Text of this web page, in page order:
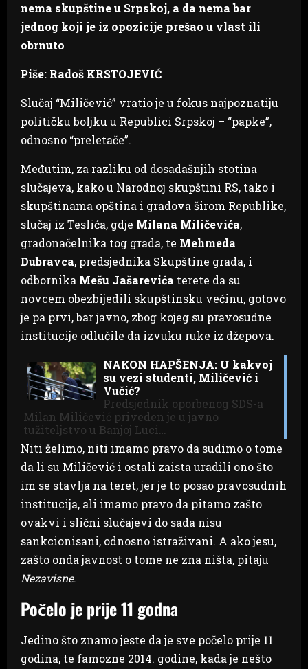
nema skupštine u Srpskoj, a da nema bar
jednog koji je iz opozicije prešao u vlast ili
obrnuto
Piše: Radoš KRSTOJEVIĆ
Slučaj “Miličević” vratio je u fokus najpoznatiju
političku boljku u Republici Srpskoj – “papke”,
odnosno “preletače”.
Međutim, za razliku od dosadašnjih stotina
slučajeva, kako u Narodnoj skupštini RS, tako i
skupštinama opština i gradova širom Republike,
slučaj iz Teslića, gdje Milana Miličevića,
gradonačelnika tog grada, te Mehmeda
Dubravca, predsjednika Skupštine grada, i
odbornika Mešu Jašarevića terete da su
novcem obezbijedili skupštinsku većinu, gotovo
je pa prvi, bar javno, zbog kojeg su pravosudne
institucije odlučile da izvuku ruke iz džepova.
NAKON HAPŠENJA: U kakvoj
su vezi studenti, Miličević i
Vučić?
Predsjednik oporbenog SDS-a
Milan Miličević priveden je u javno
tužiteljstvo u Banjoj Luci…
Niti želimo, niti imamo pravo da sudimo o tome
da li su Miličević i ostali zaista uradili ono što
im se stavlja na teret, jer je to posao pravosudnih
institucija, ali imamo pravo da pitamo zašto
ovakvi i slični slučajevi do sada nisu
sankcionisani, odnosno istraživani. A ako jesu,
zašto onda javnost o tome ne zna ništa, pitaju
Nezavisne.
Počelo je prije 11 godna
Jedino što znamo jeste da je sve počelo prije 11
godina, te famozne 2014. godine, kada je nešto